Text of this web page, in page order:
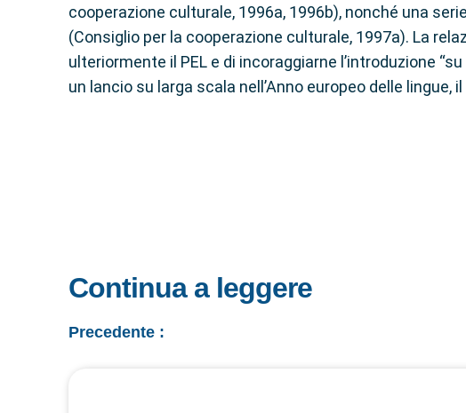
cooperazione culturale, 1996a, 1996b), nonché una
(Consiglio per la cooperazione culturale, 1997a). La
ulteriormente il PEL e di incoraggiarne l’introduzione
un lancio su larga scala nell’Anno europeo delle lingue,
Continua a leggere
Precedente :